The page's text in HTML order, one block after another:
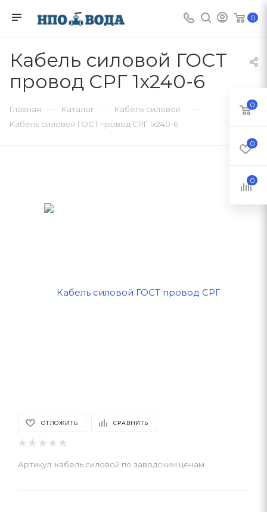
0
Кабель силовой ГОСТ
провод СРГ 1х240-6
Главная — Каталог — Кабель силовой —
Кабель силовой ГОСТ провод СРГ 1х240-6
ОТЛОЖИТЬ СРАВНИТЬ
Артикул: кабель силовой по заводским ценам
0
0
0